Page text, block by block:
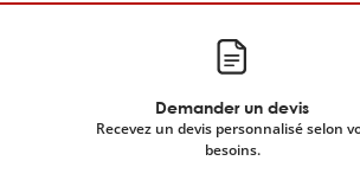
Demander un devis
Recevez un devis personnalisé selon
besoins.